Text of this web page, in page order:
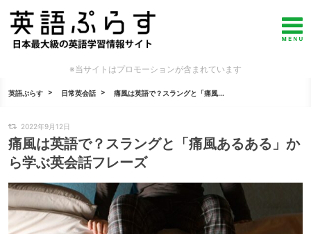
※当サイトはプロモーションが含まれています
英語ぷらす 日常英会話 痛風は英語で？スラングと「痛風...
2022年9月12日
痛風は英語で？スラングと「痛風あるある」か
ら学ぶ英会話フレーズ